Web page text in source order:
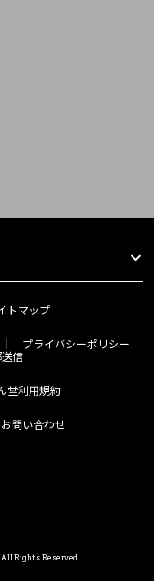
トマップ
プライバシーポリシー
信
堂利用規約
お問い合わせ
Rights Reserved.